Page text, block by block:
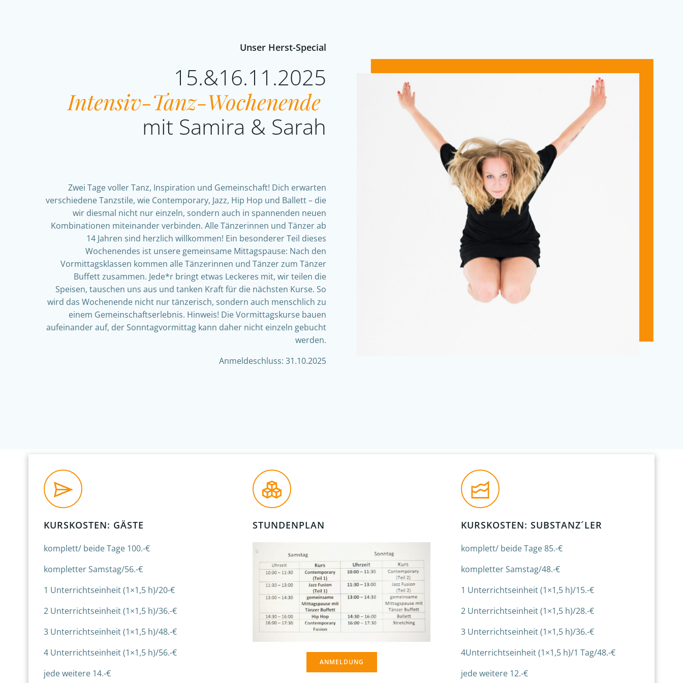
Unser Herst-Special
15.&16.11.2025
Intensiv-Tanz-Wochenende
mit Samira & Sarah
Zwei Tage voller Tanz, Inspiration und Gemeinschaft! Dich erwarten
verschiedene Tanzstile, wie Contemporary, Jazz, Hip Hop und Ballett – die
wir diesmal nicht nur einzeln, sondern auch in spannenden neuen
Kombinationen miteinander verbinden. Alle Tänzerinnen und Tänzer ab
14 Jahren sind herzlich willkommen! Ein besonderer Teil dieses
Wochenendes ist unsere gemeinsame Mittagspause: Nach den
Vormittagsklassen kommen alle Tänzerinnen und Tänzer zum Tänzer
Buffett zusammen. Jede*r bringt etwas Leckeres mit, wir teilen die
Speisen, tauschen uns aus und tanken Kraft für die nächsten Kurse. So
wird das Wochenende nicht nur tänzerisch, sondern auch menschlich zu
einem Gemeinschaftserlebnis. Hinweis! Die Vormittagskurse bauen
aufeinander auf, der Sonntagvormittag kann daher nicht einzeln gebucht
werden.
Anmeldeschluss: 31.10.2025
KURSKOSTEN: GÄSTE
komplett/ beide Tage 100.-€
kompletter Samstag/56.-€
1 Unterrichtseinheit (1×1,5 h)/20-€
2 Unterrichtseinheit (1×1,5 h)/36.-€
3 Unterrichtseinheit (1×1,5 h)/48.-€
4 Unterrichtseinheit (1×1,5 h)/56.-€
jede weitere 14.-€
STUNDENPLAN
ANMELDUNG
KURSKOSTEN: SUBSTANZ´LER
komplett/ beide Tage 85.-€
kompletter Samstag/48.-€
1 Unterrichtseinheit (1×1,5 h)/15.-€
2 Unterrichtseinheit (1×1,5 h)/28.-€
3 Unterrichtseinheit (1×1,5 h)/36.-€
4Unterrichtseinheit (1×1,5 h)/1 Tag/48.-€
jede weitere 12.-€